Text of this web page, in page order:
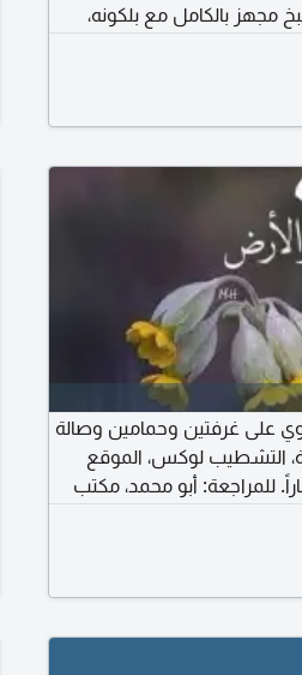
مجهز بالكامل مع بلكونه،
ودوانية معزولة بمدخل
في جابر الأحمد، قطعة 5، تحتوي على غرفتين وحمامين وصالة
التشطيب لوكس، الموقع
موقف سيارة. الإيجار 290 ديناراً. للمراجعة: أبو محمد، مكتب